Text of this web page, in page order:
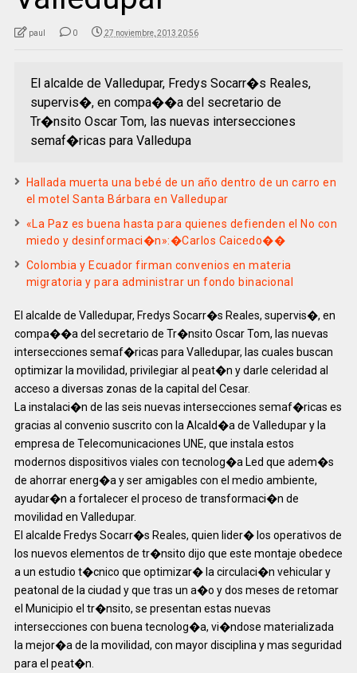
paul 0 27 noviembre, 2013 20:56
El alcalde de Valledupar, Fredys Socarr�s Reales,
supervis�, en compa��a del secretario de
Tr�nsito Oscar Tom, las nuevas intersecciones
semaf�ricas para Valledupa
Hallada muerta una bebé de un año dentro de un carro en
el motel Santa Bárbara en Valledupar
«La Paz es buena hasta para quienes defienden el No con
miedo y desinformaci�n»:�Carlos Caicedo��
Colombia y Ecuador firman convenios en materia
migratoria y para administrar un fondo binacional
El alcalde de Valledupar, Fredys Socarr�s Reales, supervis�, en
compa��a del secretario de Tr�nsito Oscar Tom, las nuevas
intersecciones semaf�ricas para Valledupar, las cuales buscan
optimizar la movilidad, privilegiar al peat�n y darle celeridad al
acceso a diversas zonas de la capital del Cesar.
La instalaci�n de las seis nuevas intersecciones semaf�ricas es
gracias al convenio suscrito con la Alcald�a de Valledupar y la
empresa de Telecomunicaciones UNE, que instala estos
modernos dispositivos viales con tecnolog�a Led que adem�s
de ahorrar energ�a y ser amigables con el medio ambiente,
ayudar�n a fortalecer el proceso de transformaci�n de
movilidad en Valledupar.
El alcalde Fredys Socarr�s Reales, quien lider� los operativos de
los nuevos elementos de tr�nsito dijo que este montaje obedece
a un estudio t�cnico que optimizar� la circulaci�n vehicular y
peatonal de la ciudad y que tras un a�o y dos meses de retomar
el Municipio el tr�nsito, se presentan estas nuevas
intersecciones con buena tecnolog�a, vi�ndose materializada
la mejor�a de la movilidad, con mayor disciplina y mas seguridad
para el peat�n.